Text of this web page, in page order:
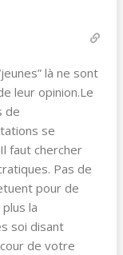
là ne sont
leur opinion.Le
de
se
faut chercher
Pas de
pour de
la
soi disant
de votre